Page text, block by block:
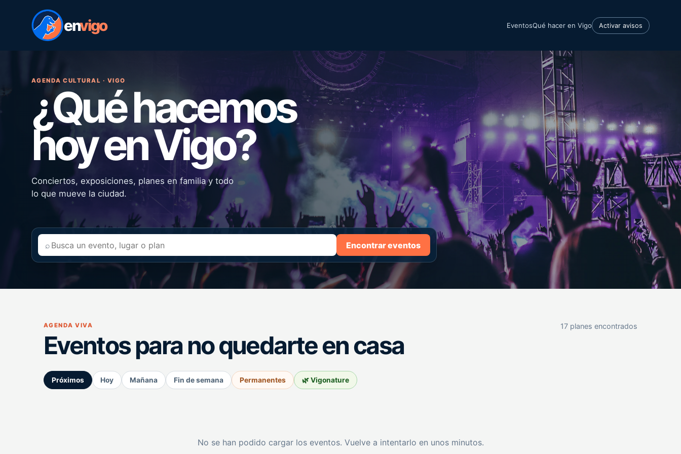
envigo EventosQué hacer en Vigo Activar avisos
AGENDA CULTURAL · VIGO
¿Qué hacemos
hoy en Vigo?
Conciertos, exposiciones, planes en familia y todo
lo que mueve la ciudad.
⌕ Encontrar eventos
AGENDA VIVA
Eventos para no quedarte en casa
17 planes encontrados
Próximos Hoy Mañana Fin de semana Permanentes 🌿 Vigonature
No se han podido cargar los eventos. Vuelve a intentarlo en unos minutos.